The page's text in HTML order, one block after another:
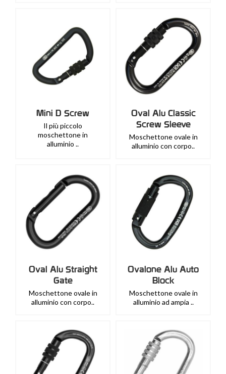
Mini D Screw
Il più piccolo
moschettone in
alluminio ..
Oval Alu Classic
Screw Sleeve
Moschettone ovale in
alluminio con corpo..
Oval Alu Straight
Gate
Moschettone ovale in
alluminio con corpo..
Ovalone Alu Auto
Block
Moschettone ovale in
alluminio ad ampia ..